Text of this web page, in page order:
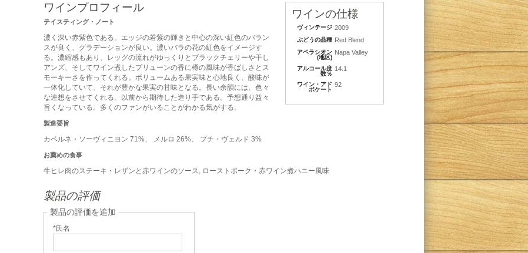
ワインの仕様
ヴィンテージ 2009
ぶどうの品種 Red Blend
アペラシオン
(地区)
Napa Valley
アルコール度
数％
14.1
ワイン・アド
ボケート
92
ワインプロフィール
テイスティング・ノート
濃く深い赤紫色である。エッジの若紫の輝きと中心の深い紅色のバラン
スが良く、グラデーションが良い。濃いバラの花の紅色をイメージす
る。濃縮感もあり、レッグの流れがゆっくりとブラックチェリーや干し
アンズ、そしてワイン煮したプリューンの香に樽の風味が香ばしさとス
モーキーさを作ってくれる。ボリュームある果実味と心地良く、酸味が
一体化していて、それが豊かな果実の甘味となる。長い余韻には、色々
な連想をさせてくれる。以前から期待した造り手である。予想通り益々
旨くなっている。多くのファンがいることがわかる気がする。
製造要旨
カベルネ・ソーヴィニヨン 71%、 メルロ 26%、 プチ・ヴェルド 3%
お薦めの食事
牛ヒレ肉のステーキ・レザンと赤ワインのソース, ローストポーク・赤ワイン煮ハニー風味
製品の評価
製品の評価を追加
*氏名